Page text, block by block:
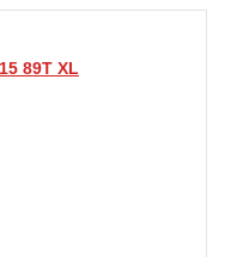
89T XL